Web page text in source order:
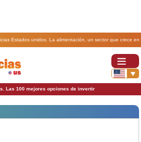
Estados unidos. La alimentación, un sector que crece en
Las 100 mejores opciones de invertir